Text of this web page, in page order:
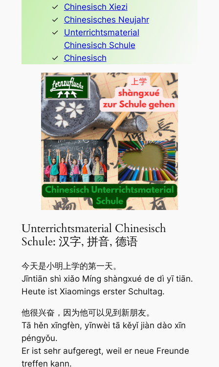
Chinesisch Xiezi
Chinesisches Neujahr
Unterrichtsmaterial
Chinesisch Schule
Chinesisch
Unterrichtsmaterial Chinesisch
Schule: 汉字, 拼音, 德语
今天是小明上学的第一天。
Jīntiān shì xiǎo Míng shàngxué de dì yī tiān.
Heute ist Xiaomings erster Schultag.
他很兴奋，因为他可以见到新朋友。
Tā hěn xīngfèn, yīnwèi tā kěyǐ jiàn dào xīn
péngyǒu.
Er ist sehr aufgeregt, weil er neue Freunde
treffen kann.